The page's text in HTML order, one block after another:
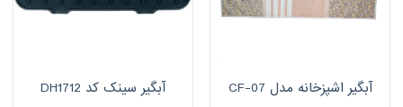
آبگیر اشپزخانه مدل CF-07 آبگیر سینک کد DH1712